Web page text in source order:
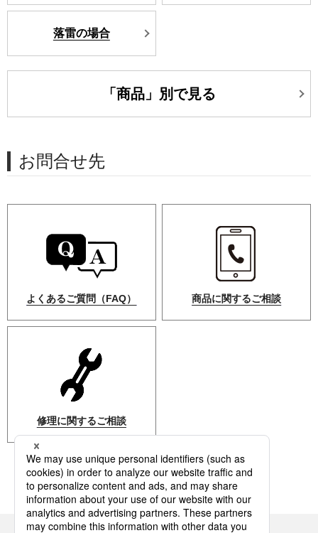
落雷の場合
「商品」別で見る
お問合せ先
よくあるご質問（FAQ） 商品に関するご相談
修理に関するご相談